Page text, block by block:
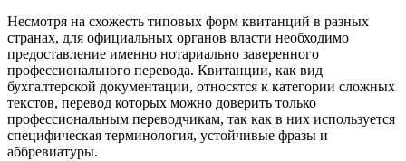
Несмотря на схожесть типовых форм квитанций в разных
странах, для официальных органов власти необходимо
предоставление именно нотариально заверенного
профессионального перевода. Квитанции, как вид
бухгалтерской документации, относятся к категории сложных
текстов, перевод которых можно доверить только
профессиональным переводчикам, так как в них используется
специфическая терминология, устойчивые фразы и
аббревиатуры.